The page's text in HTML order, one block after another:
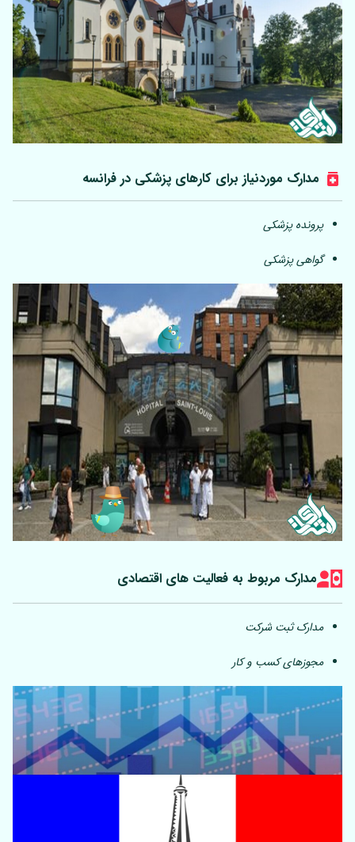
مدارک موردنیاز برای کارهای پزشکی در فرانسه
پرونده پزشکی
گواهی پزشکی
مدارک مربوط به فعالیت های اقتصادی
مدارک ثبت شرکت
مجوزهای کسب و کار